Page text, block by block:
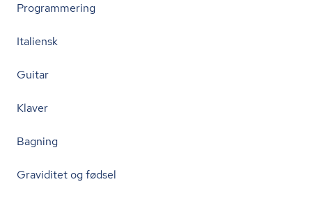
Programmering
Italiensk
Guitar
Klaver
Bagning
Graviditet og fødsel